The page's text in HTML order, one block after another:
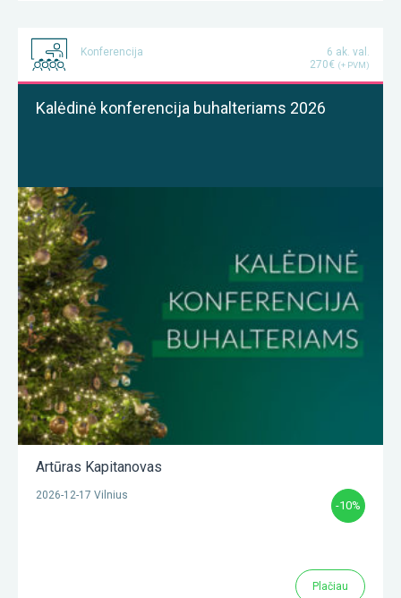
Konferencija
6 ak. val.
270€ (+ PVM)
Kalėdinė konferencija buhalteriams 2026
Artūras Kapitanovas
2026-12-17 Vilnius
-10%
Plačiau